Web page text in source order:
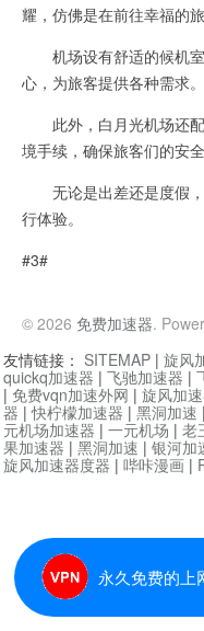
耀，仿佛是在前往幸福的旅
机场设有舒适的候机室
心，为旅客提供各种需求。
此外，白月光机场还配
境手续，确保旅客们的安
无论是出差还是度假，
行体验。
#3#
© 2026 免费加速器.
永久免费的上
友情链接： SITEMAP | 旋风
quickq加速器 | 飞驰加速器 |
| 免费vqn加速外网 | 旋风加
器 |快柠檬加速器 | 黑洞加速 |
元机场加速器 | 一元机场 | 老
果加速器 | 黑洞加速 | 银河加
旋风加速器度器 | 哔咔漫画 |